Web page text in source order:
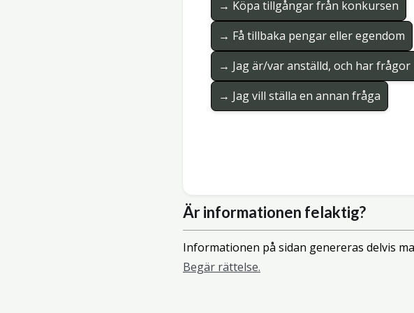
→ Köpa tillgångar från konkursen
→ Få tillbaka pengar eller egendom
→ Jag är/var anställd, och har frågor
→ Jag vill ställa en annan fråga
Är informationen felaktig?
Informationen på sidan genereras delvis
Begär rättelse.